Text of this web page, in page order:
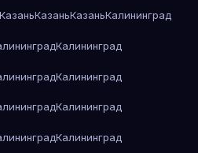
КазаньКазаньКазаньКалининград
Калининград
Калининград
Калининград
Калининград